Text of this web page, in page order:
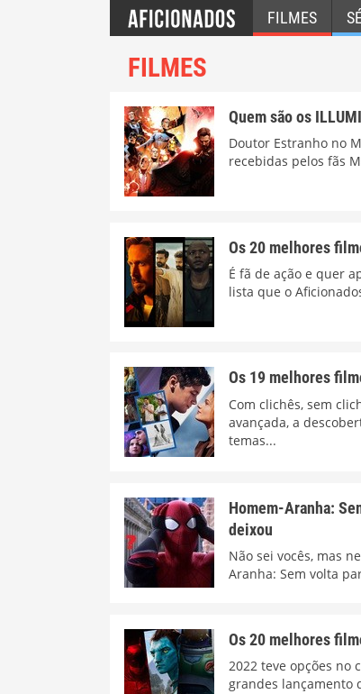
FILMES
FILMES
Quem são os
Doutor Estranho no
recebidas pelos fãs
Os 20 melhores
É fã de ação e quer
lista que o
Os 19 melhores
Com clichês, sem
avançada, a
temas...
Homem-Aranha:
deixou
Não sei vocês, mas
Aranha: Sem volta
Os 20 melhores
2022 teve opções no
grandes lançamento